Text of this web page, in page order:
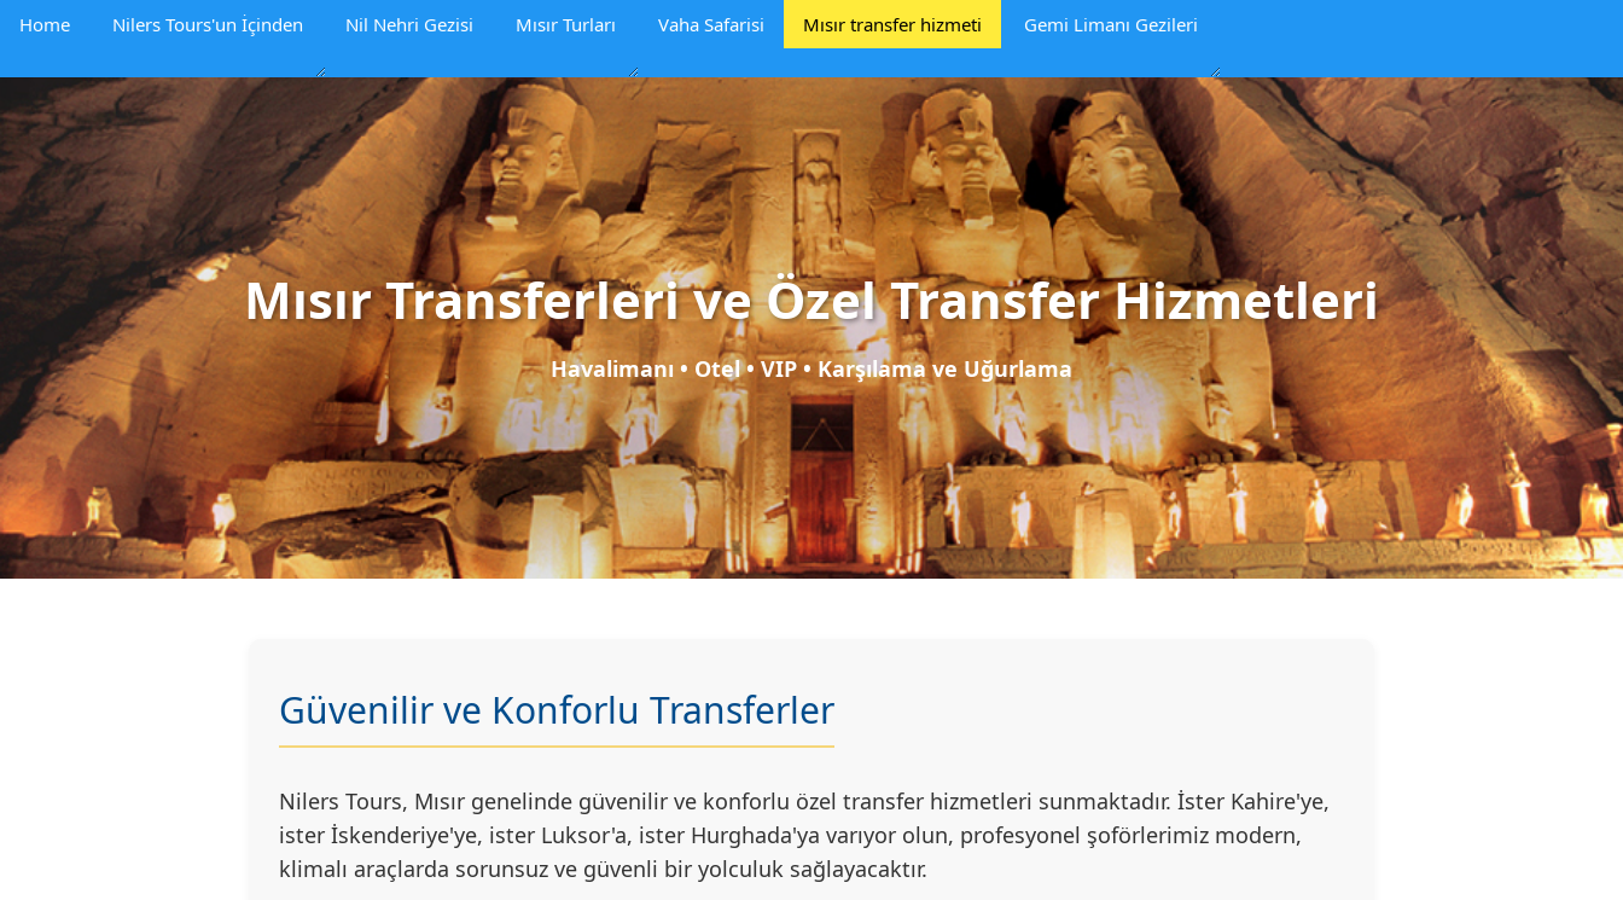
Home Nilers Tours'un İçinden Nil Nehri Gezisi Mısır Turları Vaha Safarisi Mısır transfer hizmeti Gemi Limanı Gezileri
Mısır Transferleri ve Özel Transfer Hizmetleri
Havalimanı • Otel • VIP • Karşılama ve Uğurlama
Güvenilir ve Konforlu Transferler
Nilers Tours, Mısır genelinde güvenilir ve konforlu özel transfer hizmetleri sunmaktadır. İster Kahire'ye,
ister İskenderiye'ye, ister Luksor'a, ister Hurghada'ya varıyor olun, profesyonel şoförlerimiz modern,
klimalı araçlarda sorunsuz ve güvenli bir yolculuk sağlayacaktır.